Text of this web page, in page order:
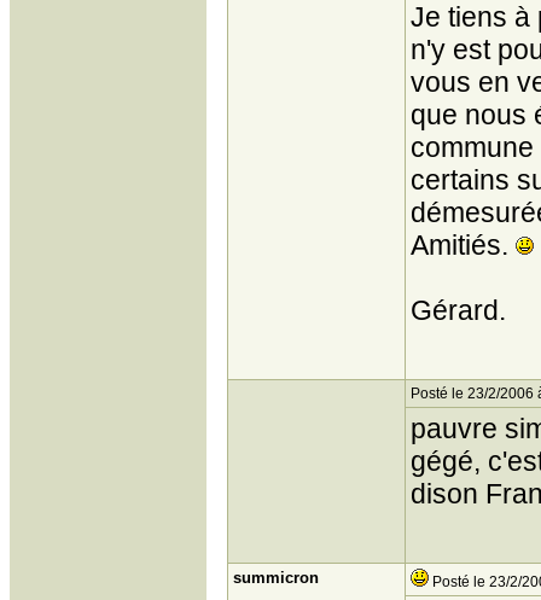
Je tiens à
n'y est
vous en
que nous
certains
Amitiés.
Gérard.
Posté le 23/2/2006
pauvre
gégé,
dison
summicron Posté le 23/2/